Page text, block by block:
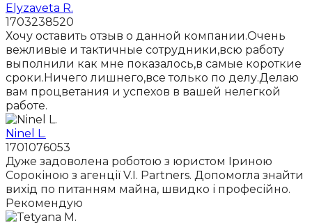
Elyzaveta R.
1703238520
Хочу оставить отзыв о данной компании.Очень
вежливые и тактичные сотрудники,всю работу
выполнили как мне показалось,в самые короткие
сроки.Ничего лишнего,все только по делу.Делаю
вам процветания и успехов в вашей нелегкой
работе.
Ninel L.
1701076053
Дуже задоволена роботою з юристом Іриною
Сорокіною з агенції V.I. Partners. Допомогла знайти
вихід по питанням майна, швидко і професійно.
Рекомендую